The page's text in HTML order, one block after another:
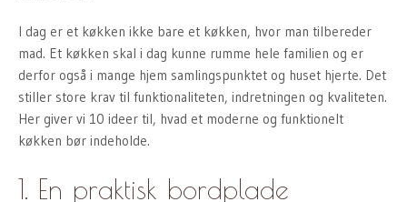
I dag er et køkken ikke bare et køkken, hvor man tilbereder
mad. Et køkken skal i dag kunne rumme hele familien og er
derfor også i mange hjem samlingspunktet og huset hjerte. Det
stiller store krav til funktionaliteten, indretningen og kvaliteten.
Her giver vi 10 ideer til, hvad et moderne og funktionelt
køkken bør indeholde.
1. En praktisk bordplade